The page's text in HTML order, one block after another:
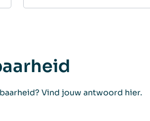
Vind jouw antwoord hier.